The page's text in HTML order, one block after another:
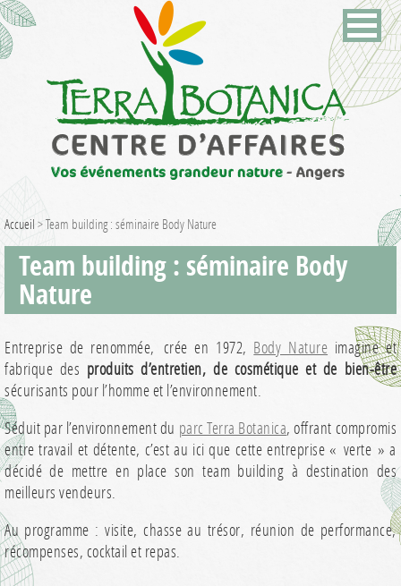
Accueil >Team building : séminaire Body Nature
Team building : séminaire Body
Nature
Entreprise de renommée, crée en 1972, Body Nature imagine et
fabrique des produits d’entretien, de cosmétique et de bien-être
sécurisants pour l’homme et l’environnement.
Séduit par l’environnement du parc Terra Botanica, offrant compromis
entre travail et détente, c’est au ici que cette entreprise « verte » a
décidé de mettre en place son team building à destination des
meilleurs vendeurs.
Au programme : visite, chasse au trésor, réunion de performance,
récompenses, cocktail et repas.